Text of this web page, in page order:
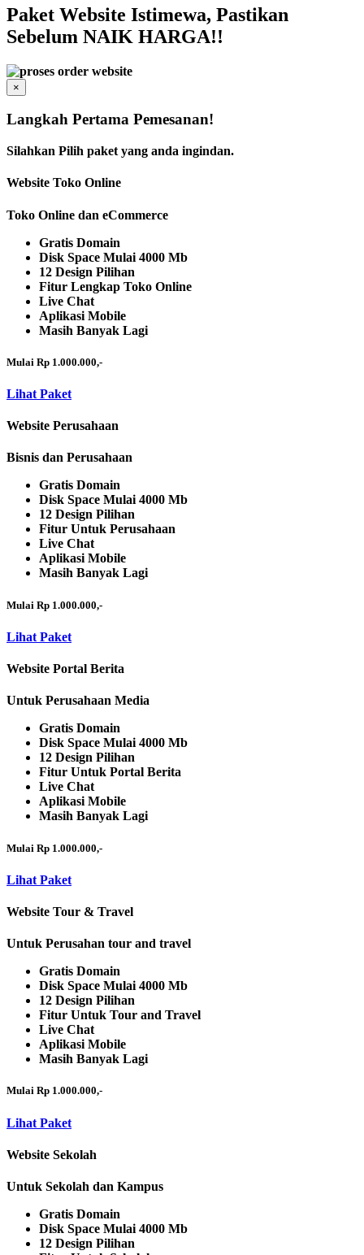
Paket Website Istimewa, Pastikan
Sebelum NAIK HARGA!!
×
Langkah Pertama Pemesanan!
Silahkan Pilih paket yang anda ingindan.
Website Toko Online
Toko Online dan eCommerce
Gratis Domain
Disk Space Mulai 4000 Mb
12 Design Pilihan
Fitur Lengkap Toko Online
Live Chat
Aplikasi Mobile
Masih Banyak Lagi
Mulai Rp 1.000.000,-
Lihat Paket
Website Perusahaan
Bisnis dan Perusahaan
Gratis Domain
Disk Space Mulai 4000 Mb
12 Design Pilihan
Fitur Untuk Perusahaan
Live Chat
Aplikasi Mobile
Masih Banyak Lagi
Mulai Rp 1.000.000,-
Lihat Paket
Website Portal Berita
Untuk Perusahaan Media
Gratis Domain
Disk Space Mulai 4000 Mb
12 Design Pilihan
Fitur Untuk Portal Berita
Live Chat
Aplikasi Mobile
Masih Banyak Lagi
Mulai Rp 1.000.000,-
Lihat Paket
Website Tour & Travel
Untuk Perusahan tour and travel
Gratis Domain
Disk Space Mulai 4000 Mb
12 Design Pilihan
Fitur Untuk Tour and Travel
Live Chat
Aplikasi Mobile
Masih Banyak Lagi
Mulai Rp 1.000.000,-
Lihat Paket
Website Sekolah
Untuk Sekolah dan Kampus
Gratis Domain
Disk Space Mulai 4000 Mb
12 Design Pilihan